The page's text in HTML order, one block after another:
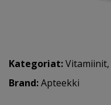
Kategoriat:Vitamiinit,
Brand:Apteekki